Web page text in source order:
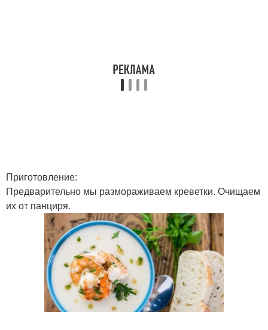
Приготовление:
Предварительно мы размораживаем креветки. Очищаем
их от панциря.